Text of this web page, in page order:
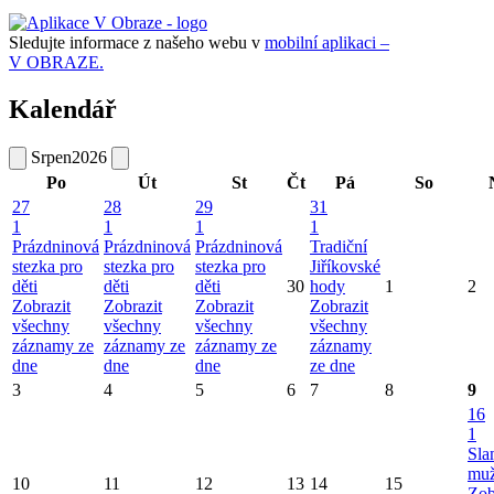
Sledujte informace z našeho webu v mobilní aplikaci –
V OBRAZE.
Kalendář
Srpen2026
Po
Út St Čt Pá So
27
1
Prázdninová
stezka pro
děti
Zobrazit
všechny
záznamy ze
dne
28
1
Prázdninová
stezka pro
děti
Zobrazit
všechny
záznamy ze
dne
29
1
Prázdninová
stezka pro
děti
Zobrazit
všechny
záznamy ze
dne
30
31
1
Tradiční
Jiříkovské
hody
Zobrazit
všechny
záznamy
ze dne
1 2
3 4 5 6 7 8 9
10 11 12 13 14 15
16
1